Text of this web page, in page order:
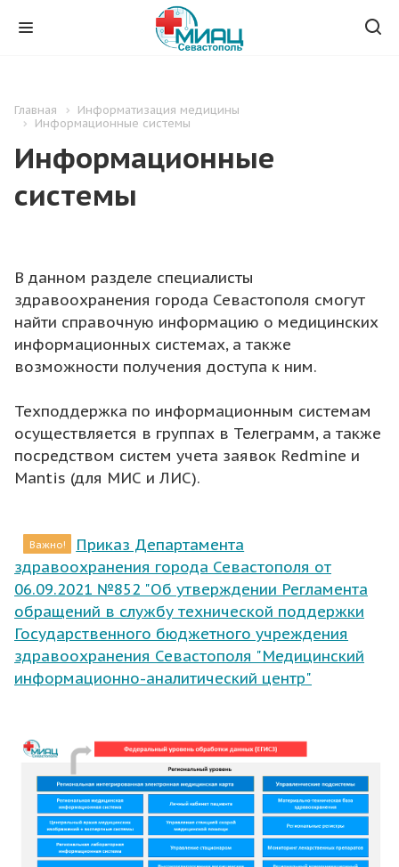
Главная
Информатизация медицины
Информационные системы
Информационные
системы
В данном разделе специалисты
здравоохранения города Севастополя смогут
найти справочную информацию о медицинских
информационных системах, а также
возможности получения доступа к ним.
Техподдержка по информационным системам
осуществляется в группах в Телеграмм, а также
посредством систем учета заявок Redmine и
Mantis (для МИС и ЛИС).
Важно!
Приказ Департамента
здравоохранения города Севастополя от
06.09.2021 №852 "Об утверждении Регламента
обращений в службу технической поддержки
Государственного бюджетного учреждения
здравоохранения Севастополя "Медицинский
информационно-аналитический центр"